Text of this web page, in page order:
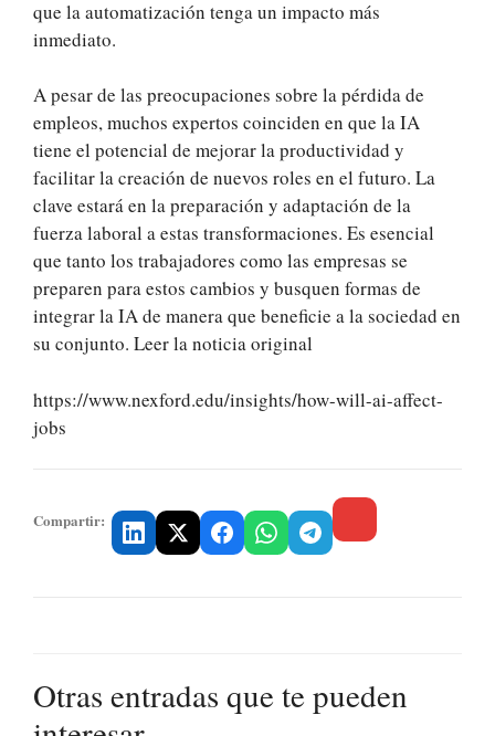
que la automatización tenga un impacto más
inmediato.
A pesar de las preocupaciones sobre la pérdida de
empleos, muchos expertos coinciden en que la IA
tiene el potencial de mejorar la productividad y
facilitar la creación de nuevos roles en el futuro. La
clave estará en la preparación y adaptación de la
fuerza laboral a estas transformaciones. Es esencial
que tanto los trabajadores como las empresas se
preparen para estos cambios y busquen formas de
integrar la IA de manera que beneficie a la sociedad en
su conjunto. Leer la noticia original
https://www.nexford.edu/insights/how-will-ai-affect-
jobs
Compartir:
Otras entradas que te pueden